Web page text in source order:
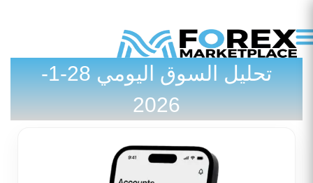
تحليل السوق اليومي 28-1-
2026